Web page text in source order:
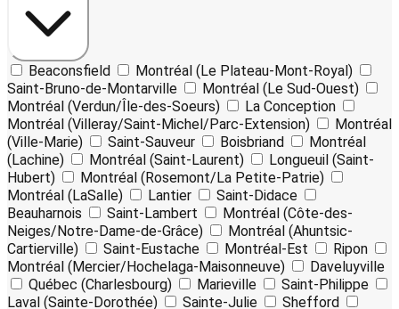
−
Beaconsfield
Montréal (Le Plateau-Mont-Royal)
Saint-Bruno-de-Montarville
Montréal (Le Sud-Ouest)
Montréal (Verdun/Île-des-Soeurs)
La Conception
Montréal (Villeray/Saint-Michel/Parc-Extension)
Montréal
(Ville-Marie)
Saint-Sauveur Boisbriand
Montréal
(Lachine)
Montréal (Saint-Laurent)
Longueuil (Saint-
Hubert)
Montréal (Rosemont/La Petite-Patrie)
Montréal (LaSalle)
Lantier
Saint-Didace
Beauharnois
Saint-Lambert
Montréal (Côte-des-
Neiges/Notre-Dame-de-Grâce)
Montréal (Ahuntsic-
Cartierville)
Saint-Eustache Montréal-Est
Ripon
Montréal (Mercier/Hochelaga-Maisonneuve)
Daveluyville
Québec (Charlesbourg)
Marieville
Saint-Philippe
Laval (Sainte-Dorothée)
Sainte-Julie Shefford